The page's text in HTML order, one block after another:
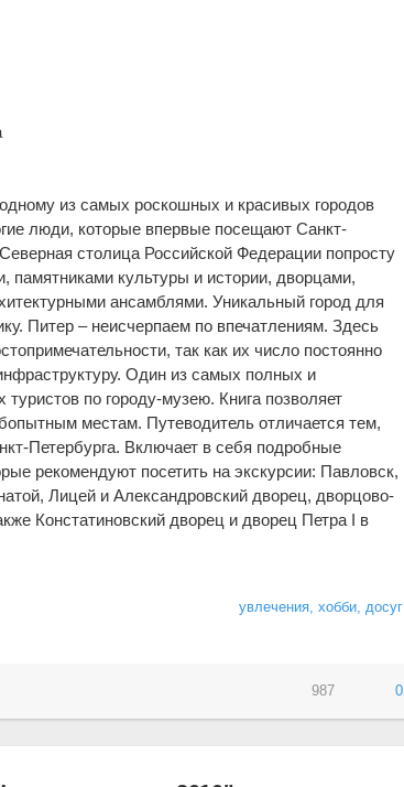
из самых роскошных и красивых городов
люди, которые впервые посещают Санкт-
столица Российской Федерации попросту
памятниками культуры и истории, дворцами,
ансамблями. Уникальный город для
Питер – неисчерпаем по впечатлениям. Здесь
так как их число постоянно
Один из самых полных и
по городу-музею. Книга позволяет
местам. Путеводитель отличается тем,
Петербурга. Включает в себя подробные
рекомендуют посетить на экскурсии: Павловск,
Лицей и Александровский дворец, дворцово-
Констатиновский дворец и дворец Петра I в
увлечения, хобби, досуг
987 0